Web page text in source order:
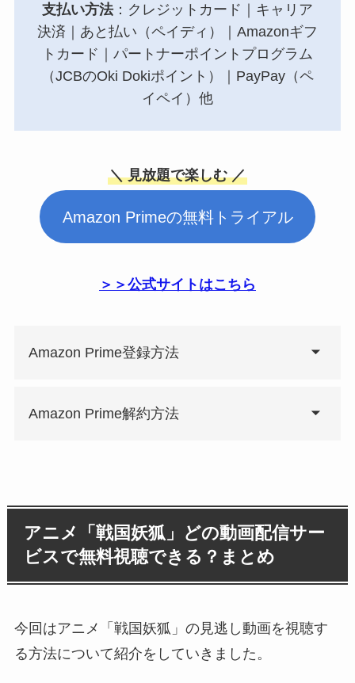
支払い方法：クレジットカード｜キャリア
決済｜あと払い（ペイディ）｜Amazonギフ
トカード｜パートナーポイントプログラム
（JCBのOki Dokiポイント）｜PayPay（ペ
イペイ）他
＼ 見放題で楽しむ ／
Amazon Primeの無料トライアル
＞＞公式サイトはこちら
Amazon Prime登録方法
Amazon Prime解約方法
アニメ「戦国妖狐」どの動画配信サー
ビスで無料視聴できる？まとめ
今回はアニメ「戦国妖狐」の見逃し動画を視聴す
る方法について紹介をしていきました。